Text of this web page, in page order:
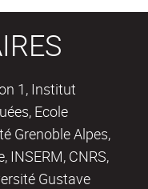
1, Institut
Ecole
Grenoble Alpes,
INSERM, CNRS,
Gustave